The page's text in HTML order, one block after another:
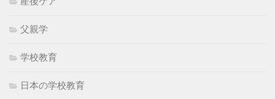
父親学
学校教育
日本の学校教育